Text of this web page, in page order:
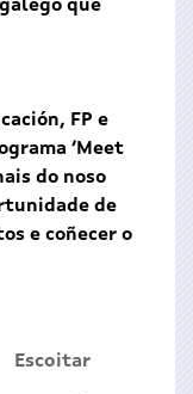
que
FP e
‘Meet
do noso
de
e coñecer o
Escoitar